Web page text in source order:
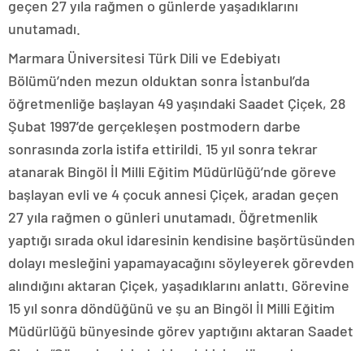
geçen 27 yıla rağmen o günlerde yaşadıklarını
unutamadı.
Marmara Üniversitesi Türk Dili ve Edebiyatı
Bölümü’nden mezun olduktan sonra İstanbul’da
öğretmenliğe başlayan 49 yaşındaki Saadet Çiçek, 28
Şubat 1997’de gerçekleşen postmodern darbe
sonrasında zorla istifa ettirildi. 15 yıl sonra tekrar
atanarak Bingöl İl Milli Eğitim Müdürlüğü’nde göreve
başlayan evli ve 4 çocuk annesi Çiçek, aradan geçen
27 yıla rağmen o günleri unutamadı. Öğretmenlik
yaptığı sırada okul idaresinin kendisine başörtüsünden
dolayı mesleğini yapamayacağını söyleyerek görevden
alındığını aktaran Çiçek, yaşadıklarını anlattı. Görevine
15 yıl sonra döndüğünü ve şu an Bingöl İl Milli Eğitim
Müdürlüğü bünyesinde görev yaptığını aktaran Saadet